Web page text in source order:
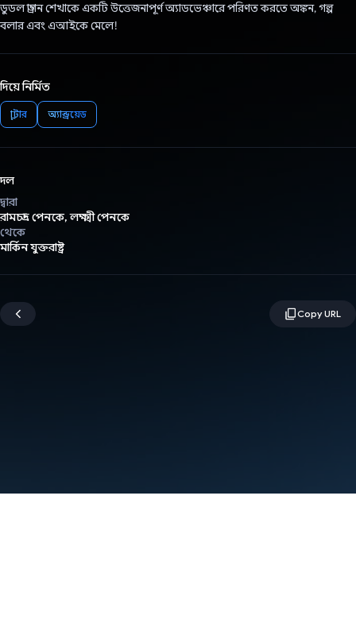
ডুডল ড্রাগন শেখাকে একটি উত্তেজনাপূর্ণ অ্যাডভেঞ্চারে পরিণত করতে অঙ্কন, গল্প
বলার এবং এআইকে মেলে!
দিয়ে নির্মিত
ফ্লাটার অ্যান্ড্রয়েড
দল
দ্বারা
রামচন্দ্র পেনকে, লক্ষ্মী পেনকে
থেকে
মার্কিন যুক্তরাষ্ট্র